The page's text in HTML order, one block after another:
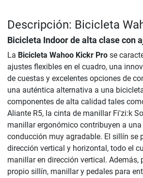
Descripción: Bicicleta
Bicicleta Indoor de alta clase con
La Bicicleta Wahoo Kickr Pro se
ajustes flexibles en el cuadro, una
de cuestas y excelentes opciones de
una auténtica alternativa a una
componentes de alta calidad tales
Aliante R5, la cinta de manillar Fi'zi:k
manillar ergonómico contribuyen a una
conducción muy agradable. El sillín se
dirección vertical y horizontal, todo el
manillar en dirección vertical. Además,
propio sillín, manillar y pedales para